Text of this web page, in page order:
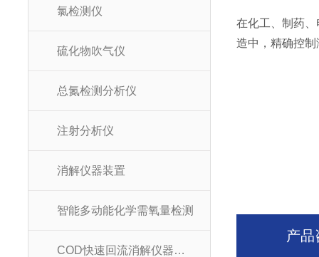
氯检测仪
硫化物吹气仪
总氮检测分析仪
注射分析仪
消解仪器装置
智能多动能化学需氧量检测
COD快速回流消解仪器装置
在化工、制药
造中，精确控
产品